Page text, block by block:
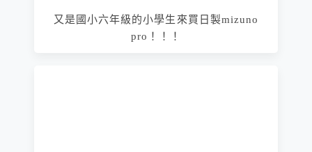
又是國小六年級的小學生來買日製mizuno
pro！！！